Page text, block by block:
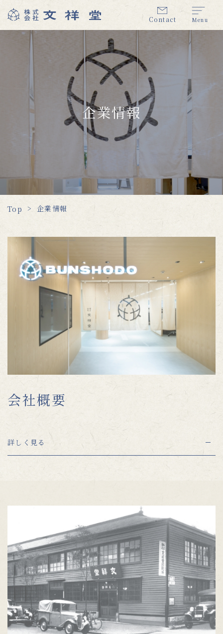
Menu
Contact
企業情報
Top 企業情報
会社概要
詳しく見る